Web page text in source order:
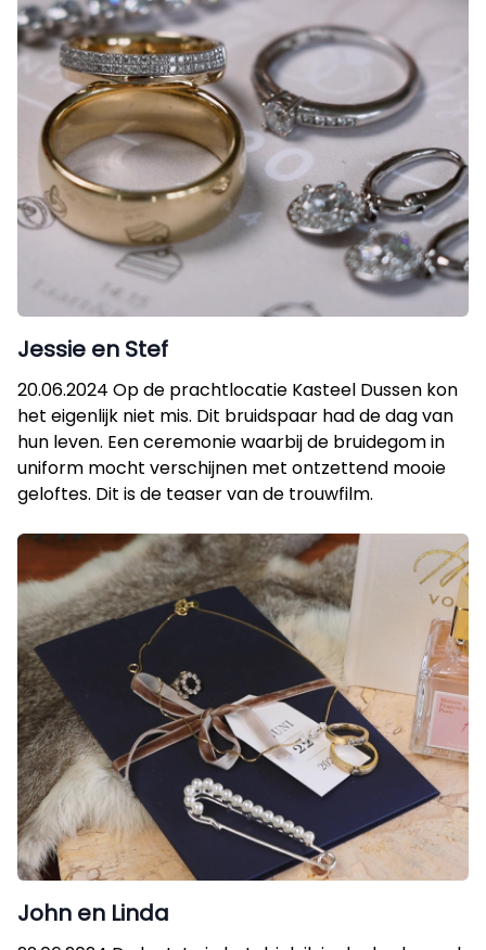
Jessie en Stef
20.06.2024 Op de prachtlocatie Kasteel Dussen kon
het eigenlijk niet mis. Dit bruidspaar had de dag van
hun leven. Een ceremonie waarbij de bruidegom in
uniform mocht verschijnen met ontzettend mooie
geloftes. Dit is de teaser van de trouwfilm.
John en Linda